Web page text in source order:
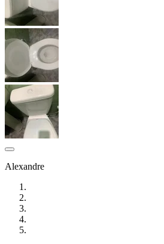
Alexandre